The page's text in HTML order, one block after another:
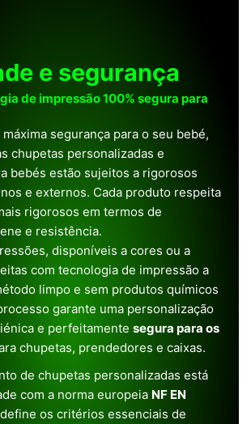
e segurança
de impressão 100% segura para
segurança para o seu bebé,
chupetas personalizadas e
bebés estão sujeitos a rigorosos
e externos. Cada produto respeita
rigorosos em termos de
e resistência.
disponíveis a cores ou a
com tecnologia de impressão a
limpo e sem produtos químicos
garante uma personalização
e perfeitamente segura para os
chupetas, prendedores e caixas.
de chupetas personalizadas está
com a norma europeia NF EN
os critérios essenciais de